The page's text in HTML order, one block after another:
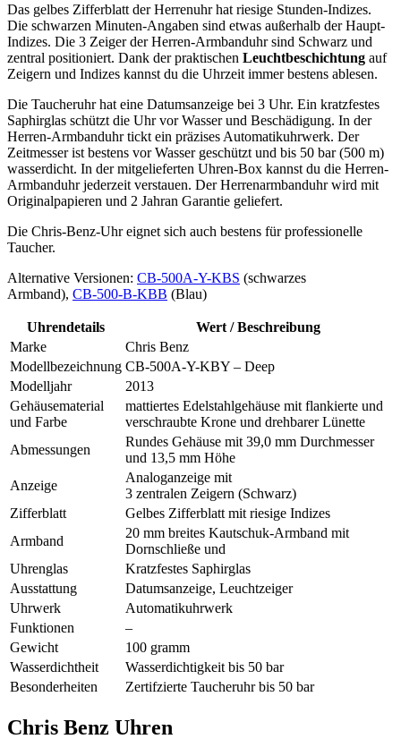
Das gelbes Zifferblatt der Herrenuhr hat riesige Stunden-Indizes.
Die schwarzen Minuten-Angaben sind etwas außerhalb der Haupt-
Indizes. Die 3 Zeiger der Herren-Armbanduhr sind Schwarz und
zentral positioniert. Dank der praktischen Leuchtbeschichtung auf
Zeigern und Indizes kannst du die Uhrzeit immer bestens ablesen.
Die Taucheruhr hat eine Datumsanzeige bei 3 Uhr. Ein kratzfestes
Saphirglas schützt die Uhr vor Wasser und Beschädigung. In der
Herren-Armbanduhr tickt ein präzises Automatikuhrwerk. Der
Zeitmesser ist bestens vor Wasser geschützt und bis 50 bar (500 m)
wasserdicht. In der mitgelieferten Uhren-Box kannst du die Herren-
Armbanduhr jederzeit verstauen. Der Herrenarmbanduhr wird mit
Originalpapieren und 2 Jahran Garantie geliefert.
Die Chris-Benz-Uhr eignet sich auch bestens für professionelle
Taucher.
Alternative Versionen: CB-500A-Y-KBS (schwarzes
Armband), CB-500-B-KBB (Blau)
Uhrendetails
Wert / Beschreibung
Marke
Chris Benz
Modellbezeichnung CB-500A-Y-KBY – Deep
Modelljahr
2013
Gehäusematerial
und Farbe
mattiertes Edelstahlgehäuse mit flankierte und
verschraubte Krone und drehbarer Lünette
Abmessungen
Rundes Gehäuse mit 39,0 mm Durchmesser
und 13,5 mm Höhe
Anzeige
Analoganzeige mit
3 zentralen Zeigern (Schwarz)
Zifferblatt
Gelbes Zifferblatt mit riesige Indizes
Armband
20 mm breites Kautschuk-Armband mit
Dornschließe und
Uhrenglas
Kratzfestes Saphirglas
Ausstattung
Datumsanzeige, Leuchtzeiger
Uhrwerk
Automatikuhrwerk
Funktionen
–
Gewicht
100 gramm
Wasserdichtheit
Wasserdichtigkeit bis 50 bar
Besonderheiten
Zertifzierte Taucheruhr bis 50 bar
Chris Benz Uhren